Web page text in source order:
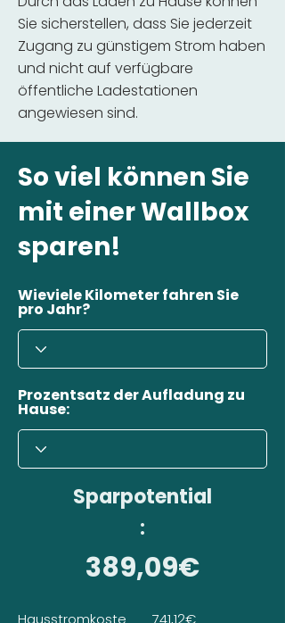
Sie sicherstellen, dass Sie jederzeit
Zugang zu günstigem Strom haben
und nicht auf verfügbare
öffentliche Ladestationen
angewiesen sind.
So viel können Sie
mit einer Wallbox
sparen!
Wieviele Kilometer fahren Sie
pro Jahr?
Prozentsatz der Aufladung zu
Hause:
Sparpotential
:
389,09€
Hausstromkoste
741,12€